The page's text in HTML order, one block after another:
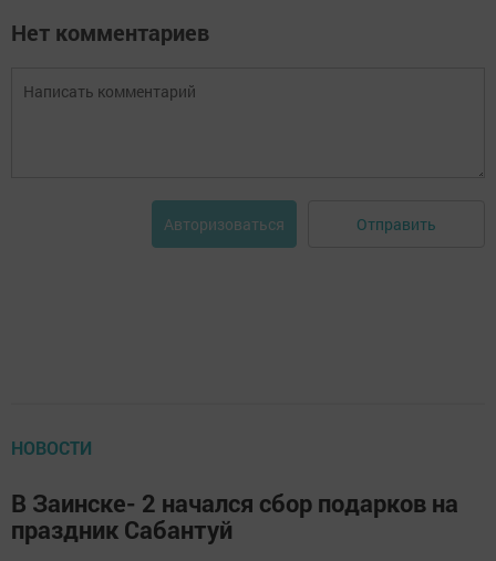
Нет комментариев
Авторизоваться Отправить
НОВОСТИ
В Заинске- 2 начался сбор подарков на
праздник Сабантуй